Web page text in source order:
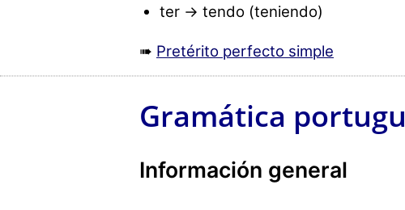
ter → tendo (teniendo)
➠ Pretérito perfecto simple
Gramática
Información general